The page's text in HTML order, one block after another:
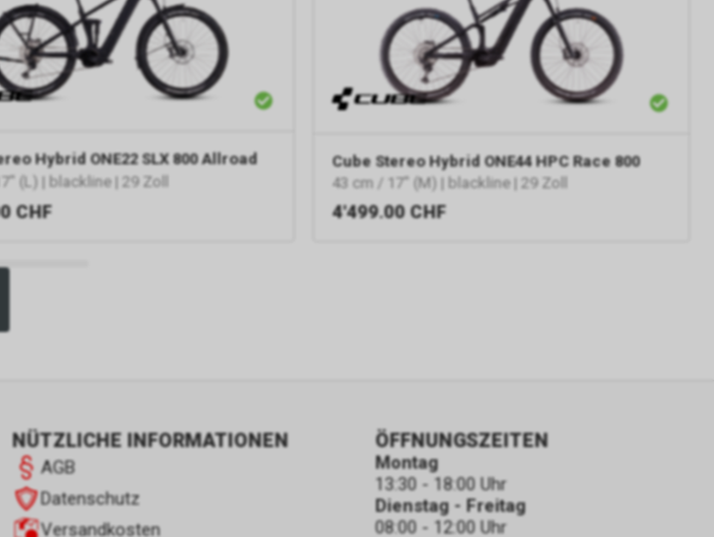
Hybrid ONE22 SLX 800 Allroad
(L) | blackline | 29 Zoll
CHF
Cube Stereo Hybrid ONE44 HPC Race 800
43 cm / 17" (M) | blackline | 29 Zoll
4'499.00 CHF
NÜTZLICHE INFORMATIONEN
AGB
Datenschutz
Versandkosten
ÖFFNUNGSZEITEN
Montag
13:30 - 18:00 Uhr
Dienstag - Freitag
08:00 - 12:00 Uhr